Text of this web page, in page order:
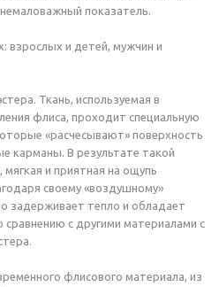
показатель.
Ткань, используемая в
флиса, проходит специальную
«расчесывают» поверхность
карманы. В результате такой
мягкая и приятная на ощупь
своему «воздушному»
задерживает тепло и обладает
с другими материалами с
флисового материала, из